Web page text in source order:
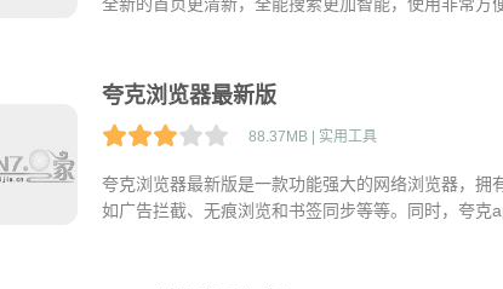
夸克浏览器最新版
88.37MB | 实用工具
夸克浏览器最新版是一款功能强大的网络浏览器，拥
如广告拦截、无痕浏览和书签同步等等。同时，夸克